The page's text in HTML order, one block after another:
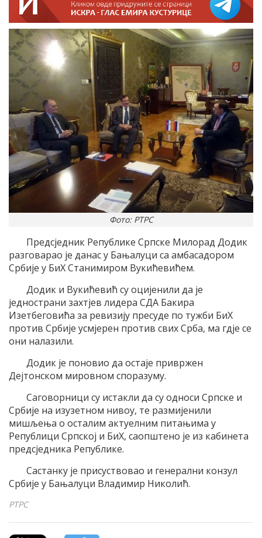
Фото: РТРС
Предсједник Републике Српске Милорад Додик
разговарао је данас у Бањалуци са амбасадором
Србије у БиХ Станимиром Вукићевићем.
Додик и Вукићевић су оцијенили да је
једнострани захтјев лидера СДА Бакира
Изетбеговића за ревизију пресуде по тужби БиХ
против Србије усмјерен против свих Срба, ма гдје се
они налазили.
Додик је поновио да остаје привржен
Дејтонском мировном споразуму.
Саговорници су истакли да су односи Српске и
Србије на изузетном нивоу, те размијенили
мишљења о осталим актуелним питањима у
Републици Српској и БиХ, саопштено је из кабинета
предсједника Републике.
Састанку је присуствовао и генерални конзул
Србије у Бањалуци Владимир Николић.
РТРС